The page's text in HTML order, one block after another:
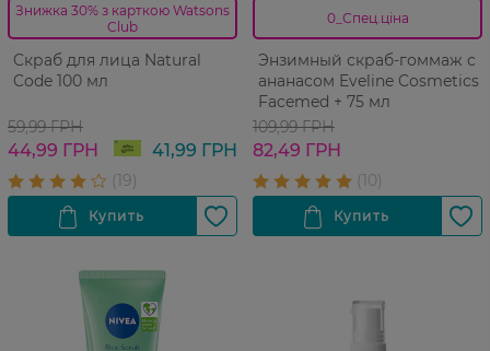
Знижка 30% з карткою Watsons
Club
Cкраб для лица Natural
Code 100 мл
59,99 ГРН
44,99 ГРН 41,99 ГРН
0_Спец.ціна
Энзимный скраб-гоммаж с
ананасом Eveline Cosmetics
Facemed + 75 мл
109,99 ГРН
82,49 ГРН